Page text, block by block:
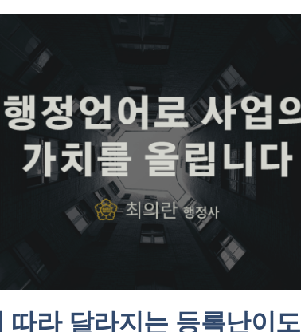
따라 달라지는 등록난이도